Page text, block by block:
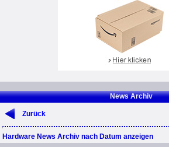
News Archiv
Zurück
Hardware News Archiv nach Datum anzeigen